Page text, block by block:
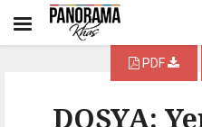
DOSYA:
PDF